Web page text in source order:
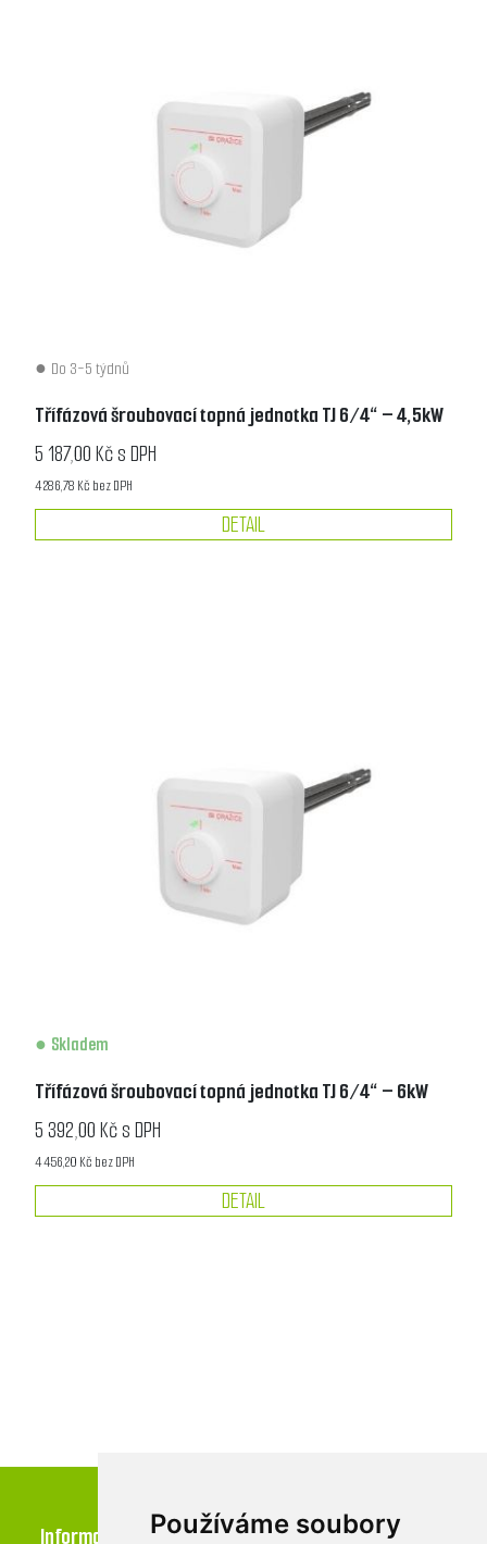
Používáme soubory
Do 3-5 týdnů
Třífázová šroubovací topná jednotka TJ 6/4“ – 4,5kW
5 187,00 Kč s DPH
4 286,78 Kč bez DPH
DETAIL
Skladem
Třífázová šroubovací topná jednotka TJ 6/4“ – 6kW
5 392,00 Kč s DPH
4 456,20 Kč bez DPH
DETAIL
Informace